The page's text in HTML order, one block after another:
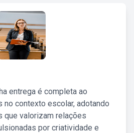
entrega é completa ao
contexto escolar, adotando
que valorizam relações
por criatividade e